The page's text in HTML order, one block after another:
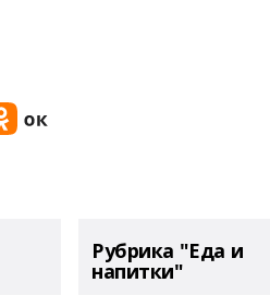
Рубрика "Еда и
напитки"